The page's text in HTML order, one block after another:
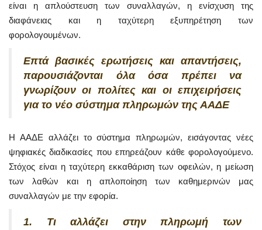
είναι η απλούστευση των συναλλαγών, η ενίσχυση της
διαφάνειας και η ταχύτερη εξυπηρέτηση των
φορολογουμένων.
Επτά βασικές ερωτήσεις και απαντήσεις,
παρουσιάζονται όλα όσα πρέπει να
γνωρίζουν οι πολίτες και οι επιχειρήσεις
για το νέο σύστημα πληρωμών της ΑΑΔΕ
Η ΑΑΔΕ αλλάζει το σύστημα πληρωμών, εισάγοντας νέες
ψηφιακές διαδικασίες που επηρεάζουν κάθε φορολογούμενο.
Στόχος είναι η ταχύτερη εκκαθάριση των οφειλών, η μείωση
των λαθών και η απλοποίηση των καθημερινών μας
συναλλαγών με την εφορία.
1. Τι αλλάζει στην πληρωμή των